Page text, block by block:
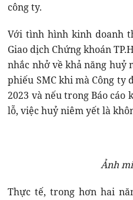
công ty.
Với tình hình kinh doanh
Giao dịch Chứng khoán
nhắc nhở về khả năng huỷ
phiếu SMC khi mà Công ty
2023 và nếu trong Báo cáo
lỗ, việc huỷ niêm yết là
Ảnh
Thực tế, trong hơn hai